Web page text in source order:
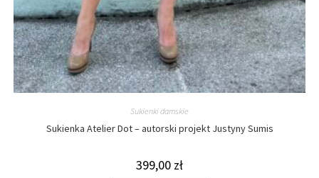
Sukienki damskie
Sukienka Atelier Dot – autorski projekt Justyny Sumis
399,00 zł